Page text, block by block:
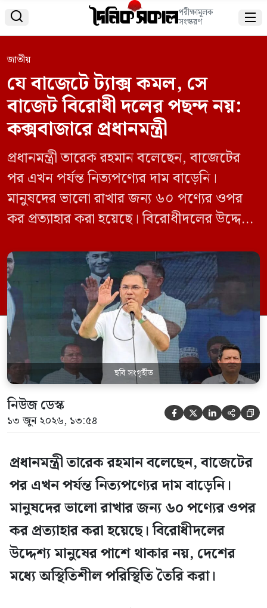
 পরীক্ষামূলক
সংস্করণ 
জাতীয়
যে বাজেটে ট্যাক্স কমল, সে
বাজেট বিরোধী দলের পছন্দ নয়:
কক্সবাজারে প্রধানমন্ত্রী
প্রধানমন্ত্রী তারেক রহমান বলেছেন, বাজেটের
পর এখন পর্যন্ত নিত্যপণ্যের দাম বাড়েনি।
মানুষদের ভালো রাখার জন্য ৬০ পণ্যের ওপর
কর প্রত্যাহার করা হয়েছে। বিরোধীদলের উদ্দেশ্য
অস্থিতিশীল পরিস্থিতি তৈরি করা। শনিবার বেলা
সোয়া ১১টার দিকে কক্সবাজার সদরের
পিএমখালীতে পাতলী খাল পুনঃখননের শুভ
উদ্বোধনী পথসভায় তিনি এসব কথা বলেন।
তারেক রহমান বলেন, […]
ছবি সংগৃহীত
নিউজ ডেস্ক
১৩ জুন ২০২৬, ১৩:৫৪     
প্রধানমন্ত্রী তারেক রহমান বলেছেন, বাজেটের
পর এখন পর্যন্ত নিত্যপণ্যের দাম বাড়েনি।
মানুষদের ভালো রাখার জন্য ৬০ পণ্যের ওপর
কর প্রত্যাহার করা হয়েছে। বিরোধীদলের
উদ্দেশ্য মানুষের পাশে থাকার নয়, দেশের
মধ্যে অস্থিতিশীল পরিস্থিতি তৈরি করা।